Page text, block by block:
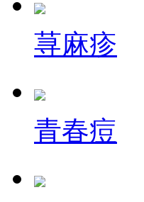
荨麻疹
青春痘